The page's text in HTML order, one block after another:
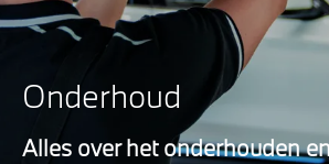
Onderhoud
Alles over het onderhouden